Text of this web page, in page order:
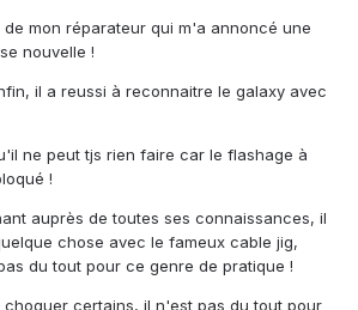
mon réparateur qui m'a annoncé une
nouvelle !
il a reussi à reconnaitre le galaxy avec
ne peut tjs rien faire car le flashage à
!
auprès de toutes ses connaissances, il
chose avec le fameux cable jig,
du tout pour ce genre de pratique !
choquer certains, il n'est pas du tout pour